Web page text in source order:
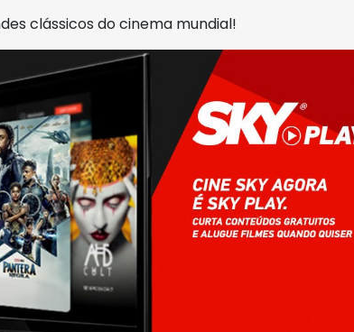
clássicos do cinema mundial!